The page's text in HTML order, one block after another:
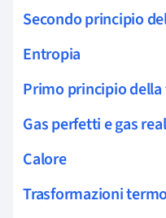
Secondo principio
Entropia
Primo principio
Gas perfetti e gas
Calore
Trasformazioni